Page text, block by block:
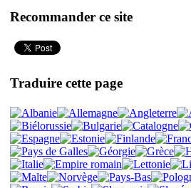
Recommander ce site
Traduire cette page